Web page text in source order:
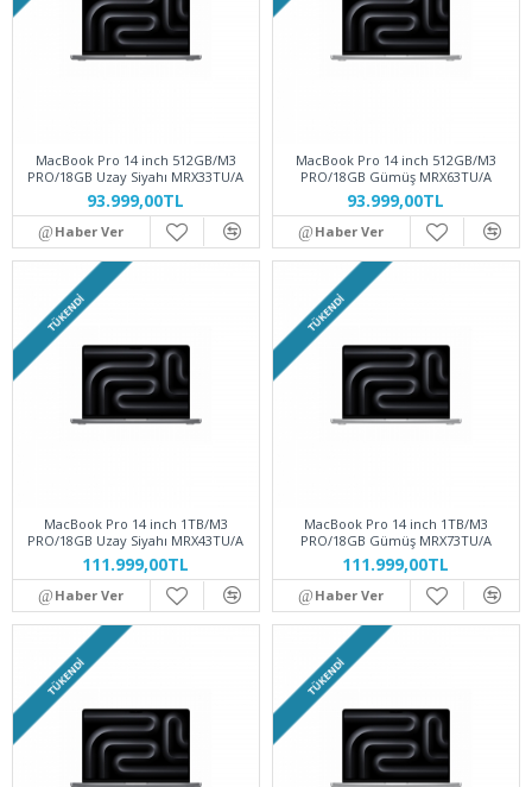
MacBook Pro 14 inch 512GB/M3
PRO/18GB Uzay Siyahı MRX33TU/A
93.999,00TL
Haber Ver
MacBook Pro 14 inch 512GB/M3
PRO/18GB Gümüş MRX63TU/A
93.999,00TL
Haber Ver
TÜKENDI
MacBook Pro 14 inch 1TB/M3
PRO/18GB Uzay Siyahı MRX43TU/A
111.999,00TL
Haber Ver
TÜKENDI
MacBook Pro 14 inch 1TB/M3
PRO/18GB Gümüş MRX73TU/A
111.999,00TL
Haber Ver
TÜKENDI TÜKENDI